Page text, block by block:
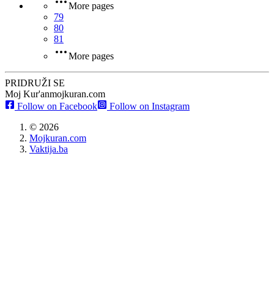
More pages
79
80
81
More pages
PRIDRUŽI SE
Moj Kur'anmojkuran.com
Follow on Facebook
Follow on Instagram
© 2026
Mojkuran.com
Vaktija.ba